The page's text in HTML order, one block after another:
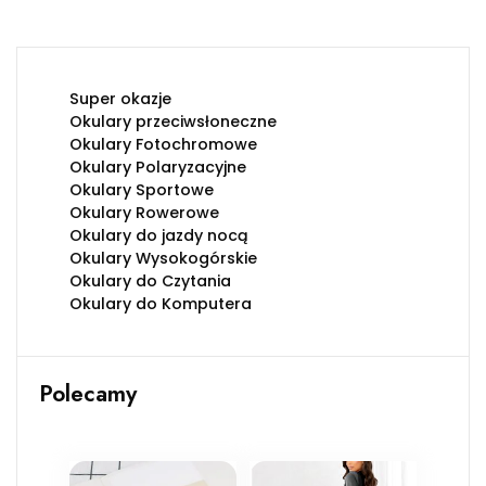
Super okazje
Okulary przeciwsłoneczne
Okulary Fotochromowe
Okulary Polaryzacyjne
Okulary Sportowe
Okulary Rowerowe
Okulary do jazdy nocą
Okulary Wysokogórskie
Okulary do Czytania
Okulary do Komputera
Polecamy